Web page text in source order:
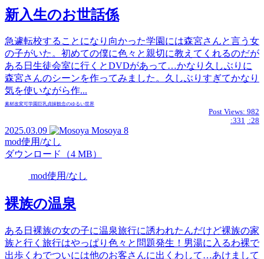
新入生のお世話係
急遽転校することになり向かった学園には森宮さんと言う女
の子がいた。初めての僕に色々と親切に教えてくれるのだが
ある日生徒会室に行くとDVDがあって…かなり久しぶりに
森宮さんのシーンを作ってみました。久しぶりすぎてかなり
気を使いながら作...
素材改変可学園 巨乳貞操観念のゆるい世界
Post Views: 982
:331 :28
2025.03.09 Mosoya 8
mod使用/なし
ダウンロード（4 MB）
mod使用/なし
裸族の温泉
ある日裸族の女の子に温泉旅行に誘われたんだけど裸族の家
族と行く旅行はやっぱり色々と問題発生！男湯に入るわ裸で
出歩くわでついには他のお客さんに出くわして…あけまして